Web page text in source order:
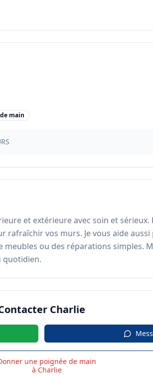
de main
et extérieure avec soin et sérieux.
rafraîchir vos murs. Je vous aide
ou des réparations simples.
quotidien.
Charlie
une poignée de main
à Charlie